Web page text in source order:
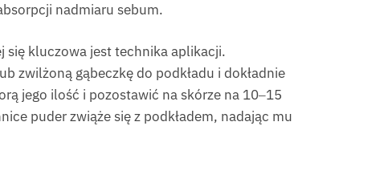
nadmiaru sebum.
się kluczowa jest technika aplikacji.
zwilżoną gąbeczkę do podkładu i dokładnie
jego ilość i pozostawić na skórze na 10‒15
puder zwiąże się z podkładem, nadając mu